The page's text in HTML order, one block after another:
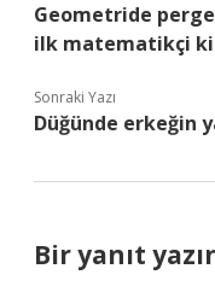
Geometride
ilk matematikçi
Sonraki Yazı
Düğünde erkeğin
Bir yanıt